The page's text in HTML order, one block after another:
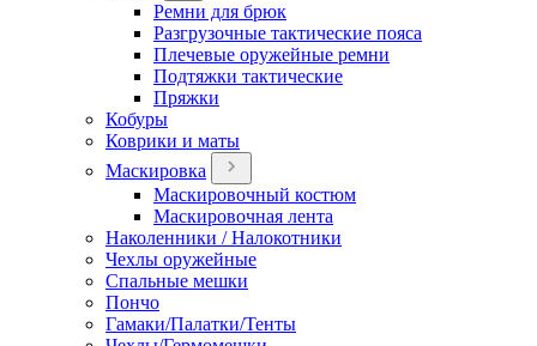
Ремни для брюк
Разгрузочные тактические пояса
Плечевые оружейные ремни
Подтяжки тактические
Пряжки
Кобуры
Коврики и маты
Маскировка
Маскировочный костюм
Маскировочная лента
Наколенники / Налокотники
Чехлы оружейные
Спальные мешки
Пончо
Гамаки/Палатки/Тенты